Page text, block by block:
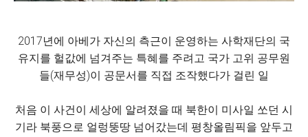
2017년에 아베가 자신의 측근이 운영하는 사학재단의 국
유지를 헐값에 넘겨주는 특혜를 주려고 국가 고위 공무원
들(재무성)이 공문서를 직접 조작했다가 걸린 일
처음 이 사건이 세상에 알려졌을 때 북한이 미사일 쏘던 시
기라 북풍으로 얼렁뚱땅 넘어갔는데 평창올림픽을 앞두고